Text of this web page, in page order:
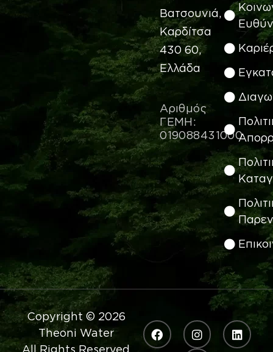
Bατσουνιά,
Καρδίτσα
430 60,
Ελλάδα
Αριθμός
ΓΕΜΗ:
019088431000
Copyright © 2026
Theoni Water
All Rights Reserved